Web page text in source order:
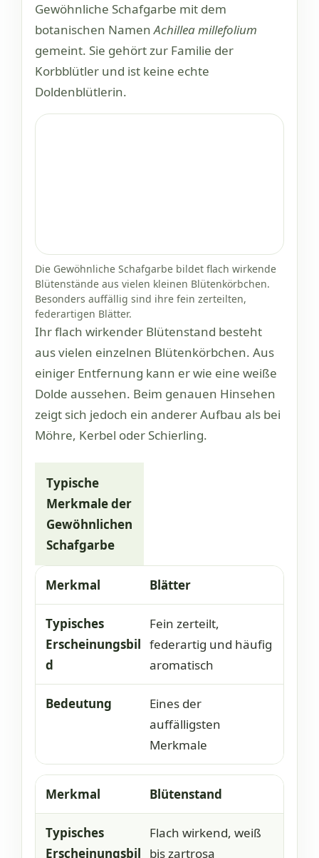
Gewöhnliche Schafgarbe mit dem
botanischen NamenAchillea millefolium
gemeint. Sie gehört zur Familie der
Korbblütler und ist keine echte
Doldenblütlerin.
Die Gewöhnliche Schafgarbe bildet flach wirkende
Blütenstände aus vielen kleinen Blütenkörbchen.
Besonders auffällig sind ihre fein zerteilten,
federartigen Blätter.
Ihr flach wirkender Blütenstand besteht
aus vielen einzelnen Blütenkörbchen. Aus
einiger Entfernung kann er wie eine weiße
Dolde aussehen. Beim genauen Hinsehen
zeigt sich jedoch ein anderer Aufbau als bei
Möhre, Kerbel oder Schierling.
Typische
Merkmale der
Gewöhnlichen
Schafgarbe
Merkmal Typisches Erscheinungsbild
Blätter
Fein zerteilt,
federartig und häufig
aromatisch
Eines der
auffälligsten
Merkmale
Blütenstand
Flach wirkend, weiß
bis zartrosa